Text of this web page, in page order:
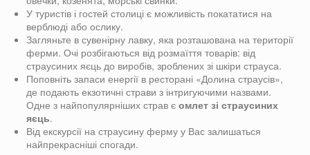
У туристів і гостей столиці є можливість покататися на
верблюді або ослику.
Загляньте в сувенірну лавку, яка розташована на території
ферми. Очі розбігаються від розмаїття товарів: від
страусиних яєць до виробів, зроблених зі шкіри страуса.
Поповніть запаси енергії в ресторані «Долина страусів»,
де подають екзотичні страви з інтригуючими назвами.
Одне з найпопулярніших страв єомлет зі страусиних
яєць.
Від екскурсії на страусину ферму у Вас залишаться
найпрекрасніші спогади.